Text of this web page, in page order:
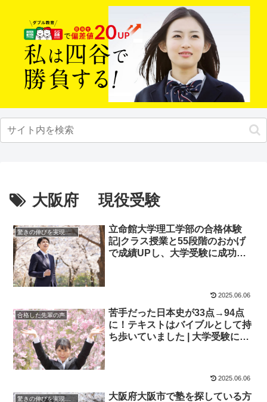
大阪府 現役受験
驚きの伸びを実現｜先輩列伝
立命館大学理工学部の合格体験
記|クラス授業と55段階のおかげ
で成績UPし、大学受験に成功し
2025.06.06
合格した先輩の声
苦手だった日本史が33点→94点
に！テキストはバイブルとして持
ち歩いていました | 大学受験に成
2025.06.06
驚きの伸びを実現｜先輩列伝
大阪府大阪市で塾を探している方